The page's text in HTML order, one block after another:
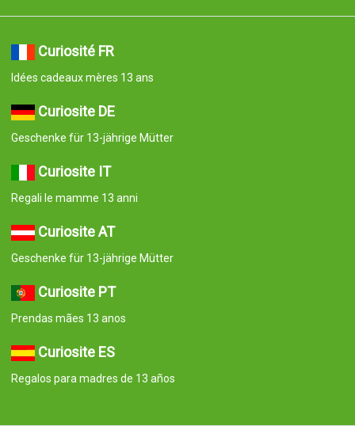
Curiosité FR
Idées cadeaux mères 13 ans
Curiosite DE
Geschenke für 13-jährige Mütter
Curiosite IT
Regali le mamme 13 anni
Curiosite AT
Geschenke für 13-jährige Mütter
Curiosite PT
Prendas mães 13 anos
Curiosite ES
Regalos para madres de 13 años